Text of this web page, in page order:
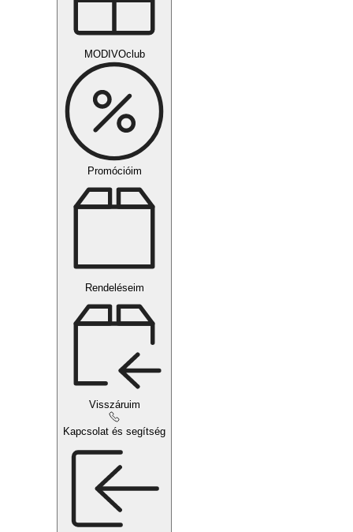
MODIVOclub
Promócióim
Rendeléseim
Visszáruim
Kapcsolat és segítség